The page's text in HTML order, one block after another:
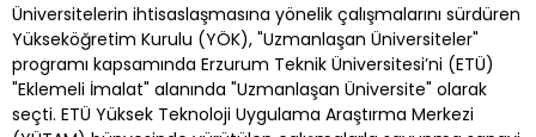
Üniversitelerin ihtisaslaşmasına yönelik çalışmalarını sürdüren
Yükseköğretim Kurulu (YÖK), "Uzmanlaşan Üniversiteler"
programı kapsamında Erzurum Teknik Üniversitesi’ni (ETÜ)
"Eklemeli İmalat" alanında "Uzmanlaşan Üniversite" olarak
seçti. ETÜ Yüksek Teknoloji Uygulama Araştırma Merkezi